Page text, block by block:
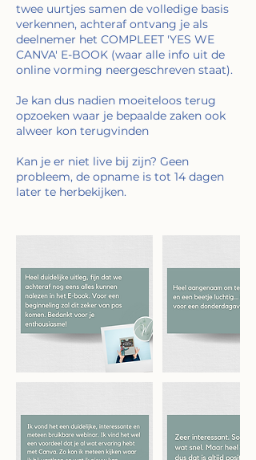
twee uurtjes samen de volledige basis
verkennen, achteraf ontvang je als
deelnemer het COMPLEET 'YES WE
CANVA' E-BOOK (waar alle info uit de
online vorming neergeschreven staat).
Je kan dus nadien moeiteloos terug
opzoeken waar je bepaalde zaken ook
alweer kon terugvinden
Kan je er niet live bij zijn? Geen
probleem, de opname is tot 14 dagen
later te herbekijken.